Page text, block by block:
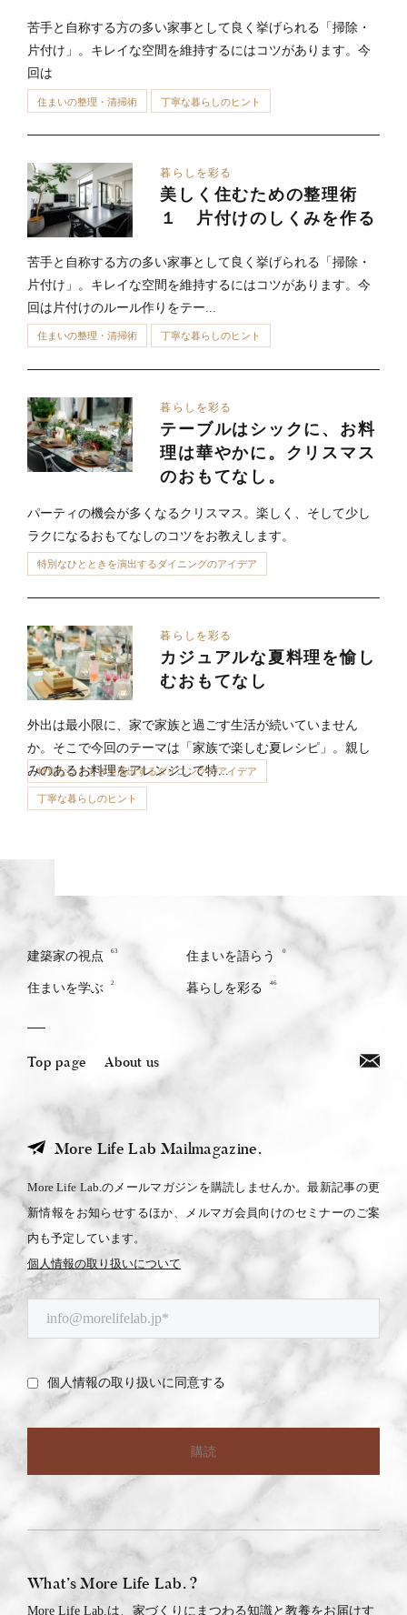
苦手と自称する方の多い家事として良く挙げられる「掃除・
片付け」。キレイな空間を維持するにはコツがあります。今
回は
住まいの整理・清掃術 丁寧な暮らしのヒント
暮らしを彩る
美しく住むための整理術
１ 片付けのしくみを作る
苦手と自称する方の多い家事として良く挙げられる「掃除・
片付け」。キレイな空間を維持するにはコツがあります。今
回は片付けのルール作りをテー...
住まいの整理・清掃術 丁寧な暮らしのヒント
暮らしを彩る
テーブルはシックに、お料
理は華やかに。クリスマス
のおもてなし。
パーティの機会が多くなるクリスマス。楽しく、そして少し
ラクになるおもてなしのコツをお教えします。
特別なひとときを演出するダイニングのアイデア
暮らしを彩る
カジュアルな夏料理を愉し
むおもてなし
外出は最小限に、家で家族と過ごす生活が続いていません
か。そこで今回のテーマは「家族で楽しむ夏レシピ」。親し
みのあるお料理をアレンジして特...
特別なひとときを演出するダイニングのアイデア
丁寧な暮らしのヒント
建築家の視点 63 住まいを語らう 0
住まいを学ぶ 2 暮らしを彩る 46
Top page About us
More Life Lab Mailmagazine.
More Life Lab.のメールマガジンを購読しませんか。最新記事の更
新情報をお知らせするほか、メルマガ会員向けのセミナーのご案
内も予定しています。
個人情報の取り扱いについて
What’s More Life Lab. ?
More Life Lab.は、家づくりにまつわる知識と教養をお届けす